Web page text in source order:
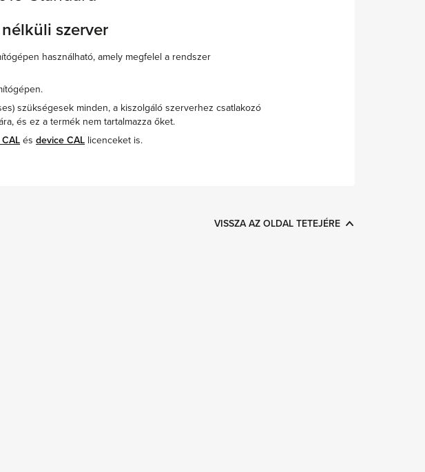
szerver
használható, amely megfelel a rendszer
szükségesek minden, a kiszolgáló szerverhez csatlakozó
és ez a termék nem tartalmazza őket.
és device CAL licenceket is.
VISSZA AZ OLDAL TETEJÉRE